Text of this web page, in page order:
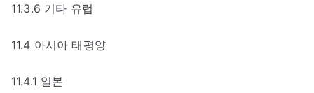
11.3.6 기타 유럽
11.4 아시아 태평양
11.4.1 일본